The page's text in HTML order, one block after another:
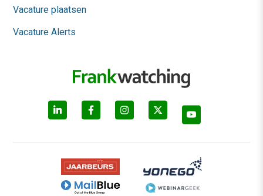
Vacature plaatsen
Vacature Alerts